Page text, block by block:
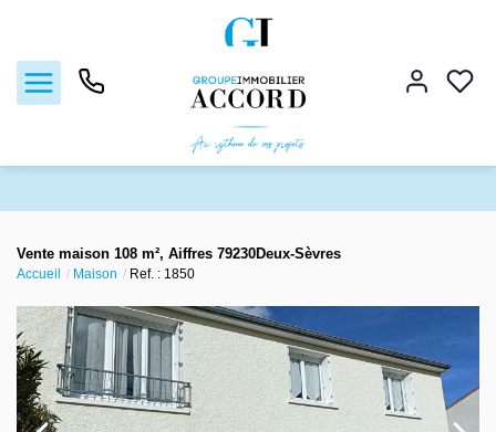
Locations
Estimation
Gestion locative
Vente maison 108 m², Aiffres 79230Deux-Sèvres
Accueil Maison Ref. : 1850